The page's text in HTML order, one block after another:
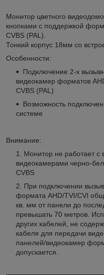
Монитор цветного
кнопками с поддержкой
CVBS (PAL).
Тонкий корпус 18мм со
Особенности:
Подключение 2-х
видеокамер форматов
CVBS (PAL)
Возможность
системе
Внимание:
Монитор не работает
видеокамерами черно-
CVBS
При подключении
формата AHD/TVI/CVI
кв. мм от панели до
превышать 70 метров.
других кабелей, не
кабеля для передачи
панелей/видеокамер
допускается.